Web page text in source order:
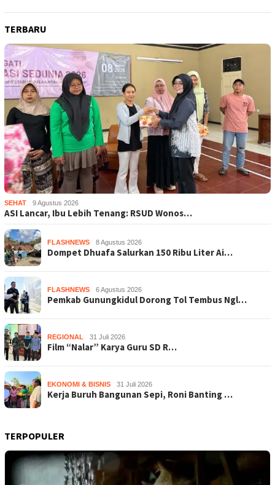
TERBARU
SEHAT 9 Agustus 2026
ASI Lancar, Ibu Lebih Tenang: RSUD Wonos…
FLASHNEWS 8 Agustus 2026
Dompet Dhuafa Salurkan 150 Ribu Liter Ai…
FLASHNEWS 6 Agustus 2026
Pemkab Gunungkidul Dorong Tol Tembus Ngl…
REGIONAL 31 Juli 2026
Film “Nalar” Karya Guru SD R…
EKONOMI & BISNIS 31 Juli 2026
Kerja Buruh Bangunan Sepi, Roni Banting …
TERPOPULER